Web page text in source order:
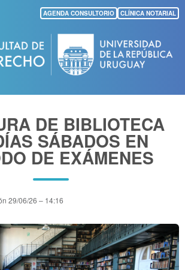
Pasar
al
contenido
principal
AGENDA CONSULTORIO CLÍNICA NOTARIAL
DE BIBLIOTECA
SÁBADOS EN
DE EXÁMENES
29/06/26 – 14:16